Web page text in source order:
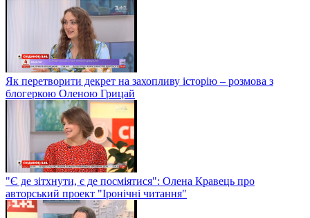
Як перетворити декрет на захопливу історію – розмова з
блогеркою Оленою Грицай
"Є де зітхнути, є де посміятися": Олена Кравець про
авторський проект "Іронічні читання"